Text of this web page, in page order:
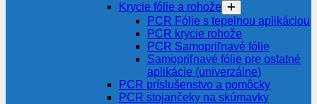
Krycie fólie a rohože
PCR Fólie s tepelnou aplikáciou
PCR krycie rohože
PCR Samopriľnavé fólie
Samopriľnavé fólie pre ostatné
aplikácie (univerzálne)
PCR príslušenstvo a pomôcky
PCR stojančeky na skúmavky